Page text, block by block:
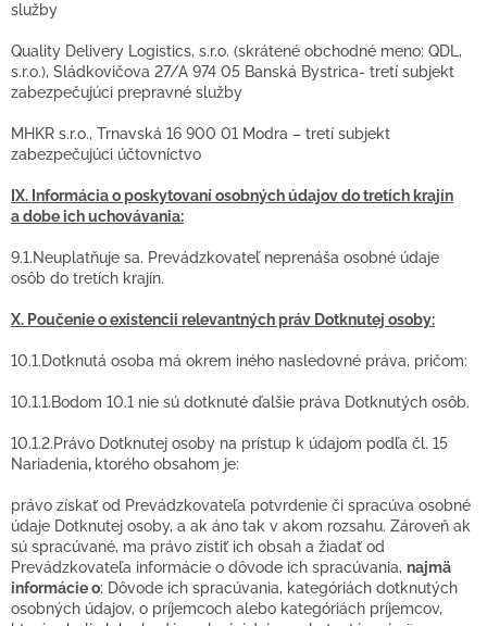
služby
Quality Delivery Logistics, s.r.o. (skrátené obchodné meno: QDL,
s.r.o.), Sládkovičova 27/A 974 05 Banská Bystrica- tretí subjekt
zabezpečujúci prepravné služby
MHKR s.r.o., Trnavská 16 900 01 Modra – tretí subjekt
zabezpečujúci účtovníctvo
IX. Informácia o poskytovaní osobných údajov do tretích krajín
a dobe ich uchovávania:
9.1.Neuplatňuje sa. Prevádzkovateľ neprenáša osobné údaje
osôb do tretích krajín.
X. Poučenie o existencii relevantných práv Dotknutej osoby:
10.1.Dotknutá osoba má okrem iného nasledovné práva, pričom:
10.1.1.Bodom 10.1 nie sú dotknuté ďalšie práva Dotknutých osôb.
10.1.2.Právo Dotknutej osoby na prístup k údajom podľa čl. 15
Nariadenia, ktorého obsahom je:
právo získať od Prevádzkovateľa potvrdenie či spracúva osobné
údaje Dotknutej osoby, a ak áno tak v akom rozsahu. Zároveň ak
sú spracúvané, ma právo zistiť ich obsah a žiadať od
Prevádzkovateľa informácie o dôvode ich spracúvania, najmä
informácie o: Dôvode ich spracúvania, kategóriách dotknutých
osobných údajov, o príjemcoch alebo kategóriách príjemcov,